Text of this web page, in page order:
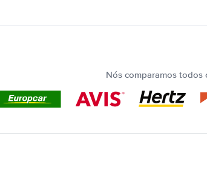
Nós comparamos todos